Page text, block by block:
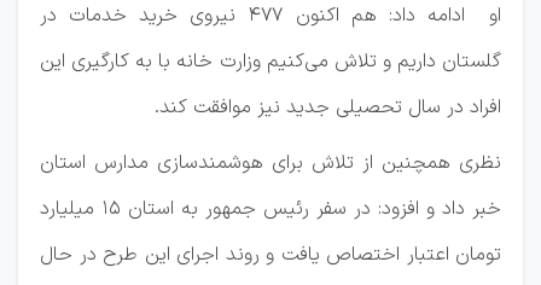
او ادامه داد: هم اکنون ۴۷۷ نیروی خرید خدمات در
گلستان داریم و تلاش می‌کنیم وزارت خانه با به کارگیری این
افراد در سال تحصیلی جدید نیز موافقت کند.
نظری همچنین از تلاش برای هوشمندسازی مدارس استان
خبر داد و افزود: در سفر رئیس جمهور به استان ۱۵ میلیارد
تومان اعتبار اختصاص یافت و روند اجرای این طرح در حال